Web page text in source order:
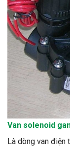
Van solenoid
Là dòng van điện